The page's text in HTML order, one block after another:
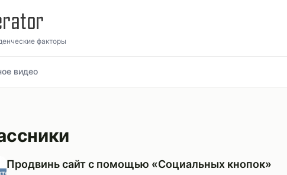
факторы
видео
Продвинь сайт с помощью «Социальных кнопок»